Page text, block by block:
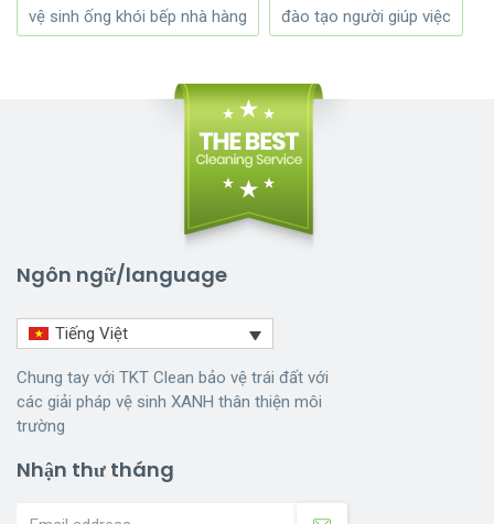
vệ sinh ống khói bếp nhà hàng đào tạo người giúp việc
Ngôn ngữ/language
Tiếng Việt
Chung tay với TKT Clean bảo vệ trái đất với
các giải pháp vệ sinh XANH thân thiện môi
trường
Nhận thư tháng